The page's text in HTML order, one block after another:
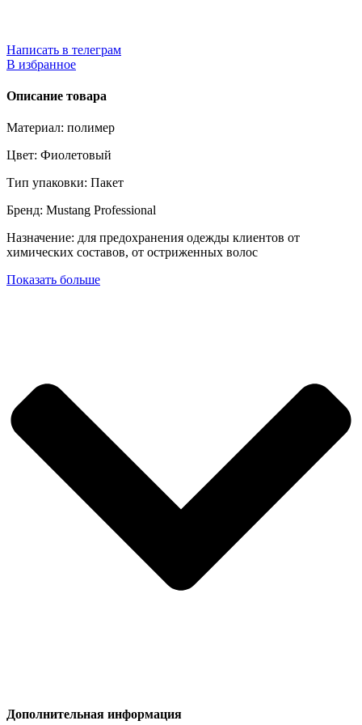
Написать в телеграм
В избранное
Описание товара
Материал: полимер
Цвет: Фиолетовый
Тип упаковки: Пакет
Бренд: Mustang Professional
Назначение: для предохранения одежды клиентов от
химических составов, от остриженных волос
Показать больше
Дополнительная информация